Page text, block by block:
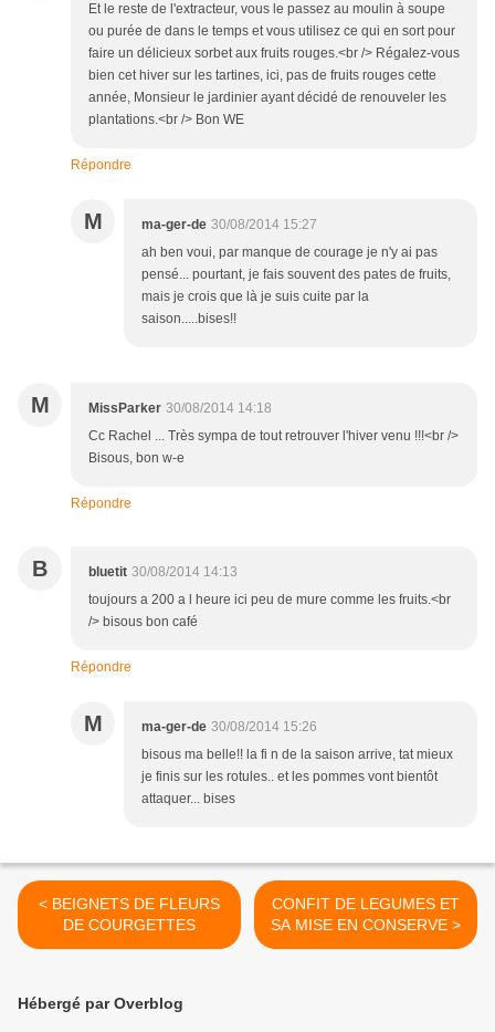
Et le reste de l'extracteur, vous le passez au moulin à soupe
ou purée de dans le temps et vous utilisez ce qui en sort pour
faire un délicieux sorbet aux fruits rouges.<br /> Régalez-vous
bien cet hiver sur les tartines, ici, pas de fruits rouges cette
année, Monsieur le jardinier ayant décidé de renouveler les
plantations.<br /> Bon WE
Répondre
M ma-ger-de 30/08/2014 15:27
ah ben voui, par manque de courage je n'y ai pas
pensé... pourtant, je fais souvent des pates de fruits,
mais je crois que là je suis cuite par la
saison.....bises!!
M MissParker 30/08/2014 14:18
Cc Rachel ... Très sympa de tout retrouver l'hiver venu !!!<br />
Bisous, bon w-e
Répondre
B bluetit 30/08/2014 14:13
toujours a 200 a l heure ici peu de mure comme les fruits.<br
/> bisous bon café
Répondre
M ma-ger-de 30/08/2014 15:26
bisous ma belle!! la fi n de la saison arrive, tat mieux
je finis sur les rotules.. et les pommes vont bientôt
attaquer... bises
< BEIGNETS DE FLEURS
DE COURGETTES
CONFIT DE LEGUMES ET
SA MISE EN CONSERVE >
Hébergé par Overblog